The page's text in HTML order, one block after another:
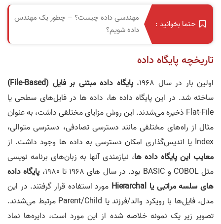
حتما بخوانید :
مهندسی داده چیست؟ – چطور یک مهندس
داده شویم؟
تاریخچه پایگاه داده
اولین بار در سال 1968،
پایگاه داده مبتنی بر فایل (File-Based)
ساخته شد. در این پایگاه داده ها، داده ها در فایل‌های سطحی یا
Flat-File ذخیره می‌شدند. این روش مزایای مختلفی داشت، به عنوان
مثال از راه‌های مختلفی مانند دسترسی تصادفی، دسترسی متوالی،
Index یا اندیس‌گذاری امکان دسترسی به داده ها وجود داشت. از
معایب این پایگاه داده ها، نیازمندی آنها به زبان‌های برنامه نویسی
مثل COBOL و BASIC بود. در سال های 1968 تا 1980،
پایگاه داده
های سلسه مراتبی یا Hierarchal
مورد استفاده قرار گرفتند. در این
مدل، فایل‌ها با رویکرد والد/فرزند یا Parent/Child مرتبط می‌شدند.
تصویر زیر یک نمونه خلاصه شده از این مورد است، دایره‌ها نماد